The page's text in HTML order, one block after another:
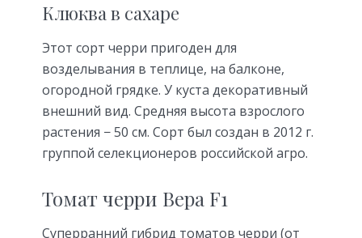
Клюква в сахаре
Этот сорт черри пригоден для
возделывания в теплице, на балконе,
огородной грядке. У куста декоративный
внешний вид. Средняя высота взрослого
растения − 50 см. Сорт был создан в 2012 г.
группой селекционеров российской агро.
Томат черри Вера F1
Суперранний гибрид томатов черри (от